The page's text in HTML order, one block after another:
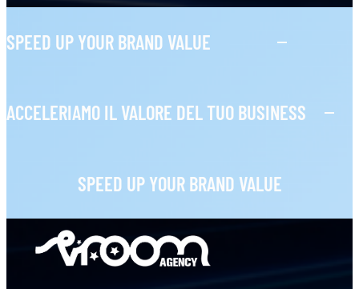
SPEED UP YOUR BRAND VALUE
ACCELERIAMO IL VALORE DEL TUO BUSINESS
SPEED UP YOUR BRAND VALUE